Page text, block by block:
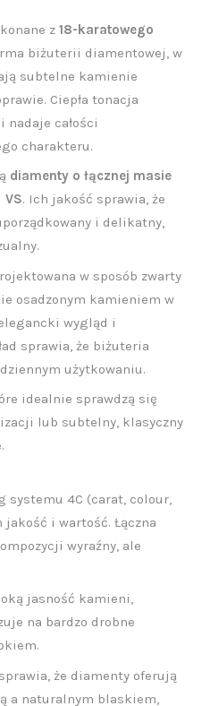
z 18-karatowego
biżuterii diamentowej, w
subtelne kamienie
Ciepła tonacja
całości
charakteru.
diamenty o łącznej masie
VS. Ich jakość sprawia, że
i delikatny,
w sposób zwarty
osadzonym kamieniem w
wygląd i
sprawia, że biżuteria
użytkowaniu.
idealnie sprawdzą się
lub subtelny, klasyczny
systemu 4C (carat, colour,
i wartość. Łączna
wyraźny, ale
jasność kamieni,
na bardzo drobne
że diamenty oferują
a naturalnym blaskiem,